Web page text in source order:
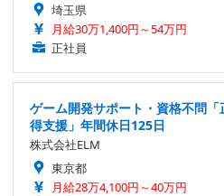
埼玉県
月給30万1,400円～54万円
正社員
ゲーム開発サポート・資格不問
得支援」年間休日125日
株式会社ELM
東京都
月給28万4,100円～40万円